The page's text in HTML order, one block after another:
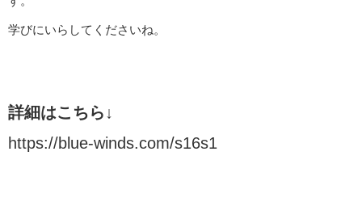
学びにいらしてくださいね。
詳細はこちら↓
https://blue-winds.com/s16s1